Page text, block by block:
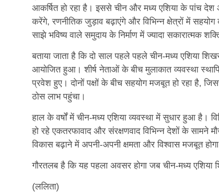
आकर्षित हो रहा है। इससे चीन और मध्य एशिया के पांच
करेंगे, रणनीतिक जुड़ाव बढ़ाएंगे और विभिन्न क्षेत्रों में
साझे भविष्य वाले समुदाय के निर्माण में ज्यादा सकारात्मक
बताया जाता है कि दो साल पहले पहले चीन-मध्य
आयोजित हुआ। शीर्ष नेताओं के बीच मुलाकात व्यवस्था
प्रवेश हुए। दोनों पक्षों के बीच सहयोग मजबूत हो रहा है,
ठोस लाभ पहुंचा।
हाल के वर्षों में चीन-मध्य एशिया व्यवस्था में सुधार हुआ है।
हो रहे एकतरफावाद और संरक्षणवाद विभिन्न देशों के सामने
विकास बढ़ाने में अपनी-अपनी क्षमता और विश्वास मजबूत
गौरतलब है कि यह पहला अवसर होगा जब चीन-मध्य एशिया
(ललिता)